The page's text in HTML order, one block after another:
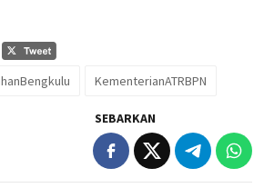
KementerianATRBPN
SEBARKAN